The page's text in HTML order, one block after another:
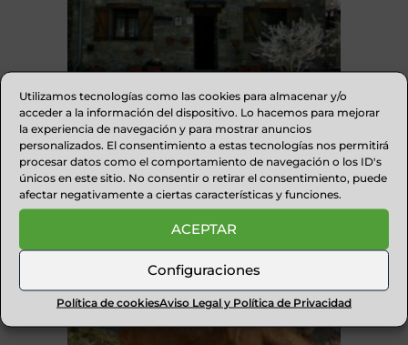
Utilizamos tecnologías como las cookies para almacenar y/o
acceder a la información del dispositivo. Lo hacemos para mejorar
la experiencia de navegación y para mostrar anuncios
personalizados. El consentimiento a estas tecnologías nos permitirá
procesar datos como el comportamiento de navegación o los ID's
únicos en este sitio. No consentir o retirar el consentimiento, puede
afectar negativamente a ciertas características y funciones.
ACEPTAR
Configuraciones
Política de cookiesAviso Legal y Política de Privacidad
CASA GERBE